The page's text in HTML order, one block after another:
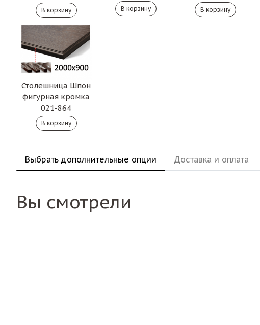
Столешница Шпон
фигурная кромка
021-864
Выбрать дополнительные опции Доставка и оплата
Вы смотрели